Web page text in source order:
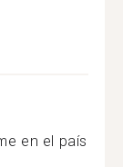
en el país